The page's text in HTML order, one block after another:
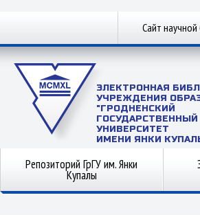
Сайт
ЭЛЕКТРОННАЯ
УЧРЕЖДЕНИЯ
"ГРОДНЕНСКИЙ
ГОСУДАРСТВЕННЫЙ
УНИВЕРСИТЕТ
ИМЕНИ ЯНКИ
Репозиторий ГрГУ им. Янки
Купалы